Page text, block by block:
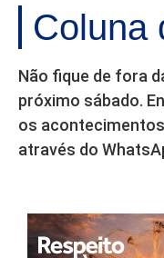
Coluna
Não fique de fora
próximo sábado.
os
através do